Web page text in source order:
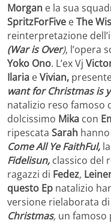
Morgan e la sua
SpritzForFive eThe
reinterpretazione
(War is Over), l’opera
Yoko Ono. L’ex Vj
Ilaria eVivian,
wantfor Christmas is
natalizio reso famoso
dolcissimo Mika con
ripescata Sarah
ComeAll Ye FaithFul,
Fidelisun, classico del
ragazzi di Fedez,
questo Ep natalizio
versione rielaborata di
Christmas, un famoso